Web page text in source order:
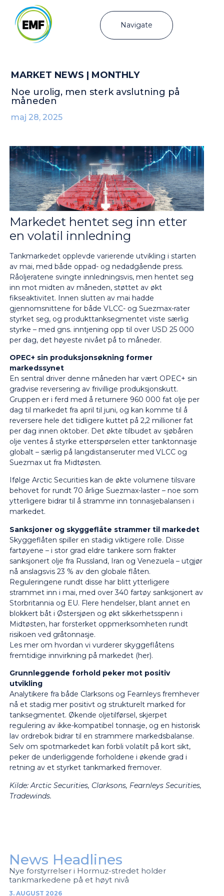
Navigate
MARKET NEWS | MONTHLY
Noe urolig, men sterk avslutning på
måneden
maj 28, 2025
Markedet hentet seg inn etter
en volatil innledning
Tankmarkedet opplevde varierende utvikling i starten
av mai, med både oppad- og nedadgående press.
Råoljeratene svingte innledningsvis, men hentet seg
inn mot midten av måneden, støttet av økt
fikseaktivitet. Innen slutten av mai hadde
gjennomsnittene for både VLCC- og Suezmax-rater
styrket seg, og produkttanksegmentet viste særlig
styrke – med gns. inntjening opp til over USD 25 000
per dag, det høyeste nivået på to måneder.
OPEC+ sin produksjonsøkning former
markedssynet
En sentral driver denne måneden har vært OPEC+ sin
gradvise reversering av frivillige produksjonskutt.
Gruppen er i ferd med å returnere 960 000 fat olje per
dag til markedet fra april til juni, og kan komme til å
reversere hele det tidligere kuttet på 2,2 millioner fat
per dag innen oktober. Det økte tilbudet av sjøbåren
olje ventes å styrke etterspørselen etter tanktonnasje
globalt – særlig på langdistanseruter med VLCC og
Suezmax ut fra Midtøsten.
Ifølge Arctic Securities kan de økte volumene tilsvare
behovet for rundt 70 årlige Suezmax-laster – noe som
ytterligere bidrar til å stramme inn tonnasjebalansen i
markedet.
Sanksjoner og skyggeflåte strammer til markedet
Skyggeflåten spiller en stadig viktigere rolle. Disse
fartøyene – i stor grad eldre tankere som frakter
sanksjonert olje fra Russland, Iran og Venezuela – utgjør
nå anslagsvis 23 % av den globale flåten.
Reguleringene rundt disse har blitt ytterligere
strammet inn i mai, med over 340 fartøy sanksjonert av
Storbritannia og EU. Flere hendelser, blant annet en
blokkert båt i Østersjøen og økt sikkerhetsspenn i
Midtøsten, har forsterket oppmerksomheten rundt
risikoen ved gråtonnasje.
Les mer om hvordan vi vurderer skyggeflåtens
fremtidige innvirkning på markedet (her).
Grunnleggende forhold peker mot positiv
utvikling
Analytikere fra både Clarksons og Fearnleys fremhever
nå et stadig mer positivt og strukturelt marked for
tanksegmentet. Økende oljetilførsel, skjerpet
regulering av ikke-kompatibel tonnasje, og en historisk
lav ordrebok bidrar til en strammere markedsbalanse.
Selv om spotmarkedet kan forbli volatilt på kort sikt,
peker de underliggende forholdene i økende grad i
retning av et styrket tankmarked fremover.
Kilde: Arctic Securities, Clarksons, Fearnleys Securities,
Tradewinds.
News Headlines
Nye forstyrrelser i Hormuz-stredet holder
tankmarkedene på et høyt nivå
3. AUGUST 2026